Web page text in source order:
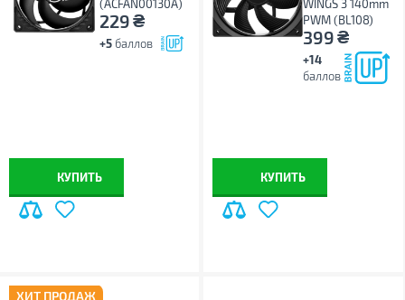
(ACFAN00130A)
229₴
+5 баллов
КУПИТЬ
WINGS 3 140mm
PWM (BL108)
399₴
+14
баллов
КУПИТЬ
ХИТ ПРОДАЖ